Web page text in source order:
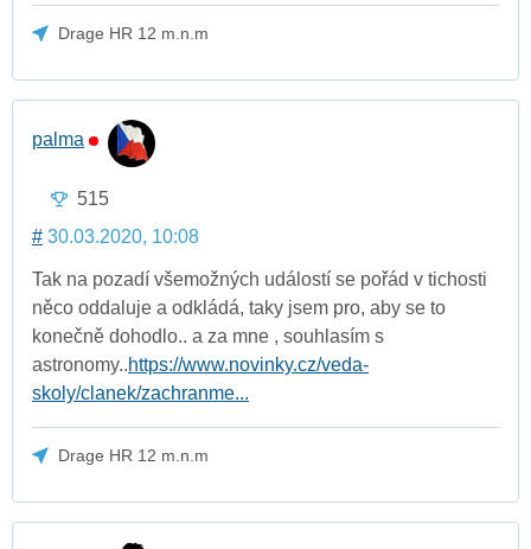
Drage HR 12 m.n.m
palma
515
# 30.03.2020, 10:08
Tak na pozadí všemožných událostí se pořád v tichosti
něco oddaluje a odkládá, taky jsem pro, aby se to
konečně dohodlo.. a za mne , souhlasím s
astronomy..https://www.novinky.cz/veda-
skoly/clanek/zachranme...
Drage HR 12 m.n.m